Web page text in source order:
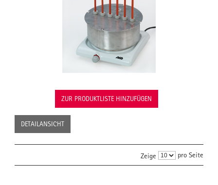
ZUR PRODUKTLISTE HINZUFÜGEN
DETAILANSICHT
Zeige pro Seite